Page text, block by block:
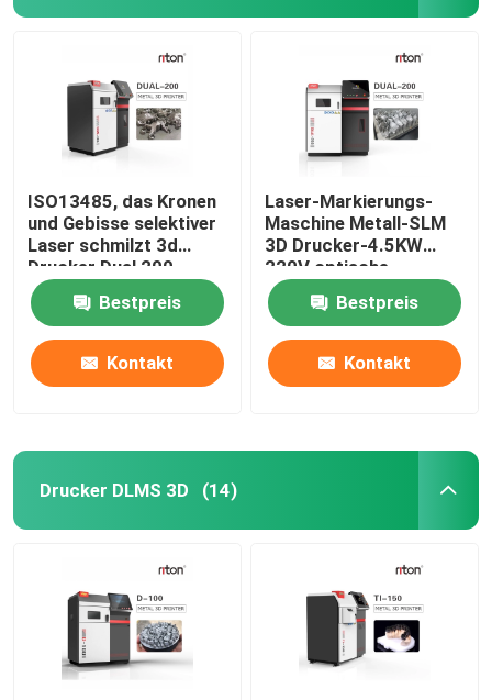
ISO13485, das Kronen
und Gebisse selektiver
Laser schmilzt 3d
Drucker Dual 200
herstellt
Bestpreis
Kontakt
Laser-Markierungs-
Maschine Metall-SLM
3D Drucker-4.5KW
220V optische
Bestpreis
Kontakt
Drucker DLMS 3D (14)